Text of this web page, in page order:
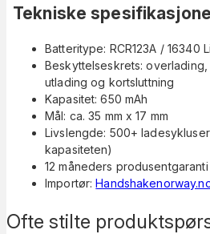
Ofte stilte
Tekniske
Batteritype: RCR123A / 16340
Beskyttelseskrets:
utlading og kortsluttning
Kapasitet: 650 mAh
Mål: ca. 35 mm x 17 mm
Livslengde: 500+
kapasiteten)
12 måneders produsentgaranti
Importør: